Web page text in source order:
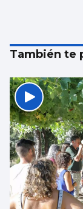
También te